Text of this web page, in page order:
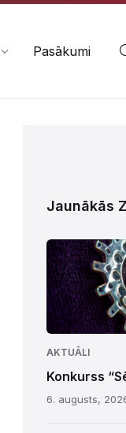
Pasākumi
Jaunākās
AKTUĀLI
Konkurss
6. augusts,